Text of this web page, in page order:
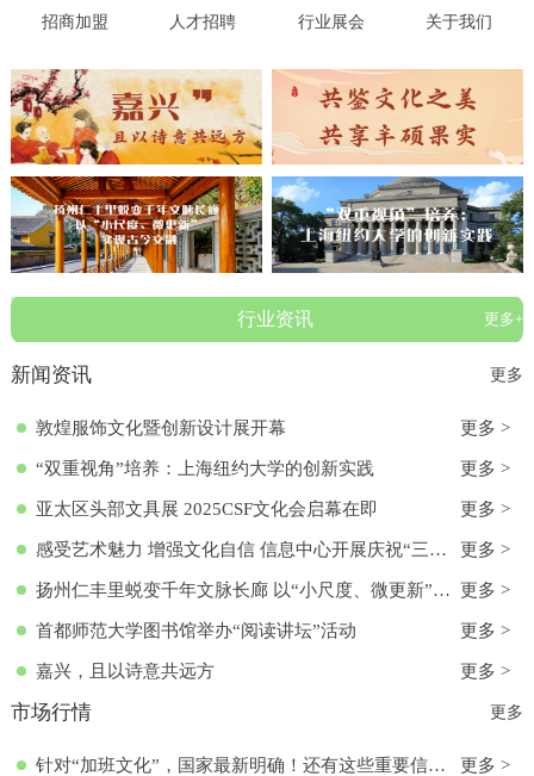
招商加盟 人才招聘 行业展会 关于我们
行业资讯 更多+
新闻资讯 更多
敦煌服饰文化暨创新设计展开幕 更多 >
“双重视角”培养：上海纽约大学的创新实践 更多 >
亚太区头部文具展 2025CSF文化会启幕在即 更多 >
感受艺术魅力 增强文化自信 信息中心开展庆祝“三八”国际妇女节活动 更多 >
扬州仁丰里蜕变千年文脉长廊 以“小尺度、微更新”实现古今交融 更多 >
首都师范大学图书馆举办“阅读讲坛”活动 更多 >
嘉兴，且以诗意共远方 更多 >
市场行情 更多
针对“加班文化”，国家最新明确！还有这些重要信息→ 更多 >